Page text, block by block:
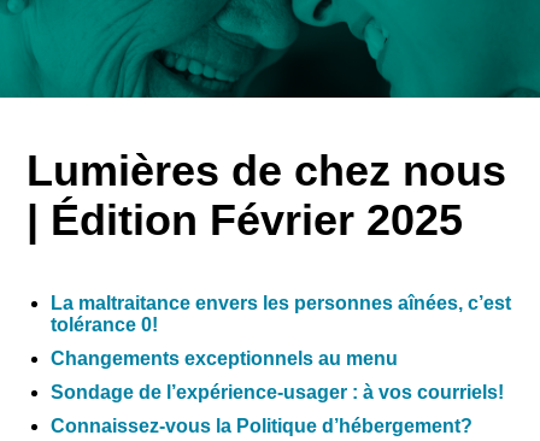
Lumières de chez nous
| Édition Février 2025
La maltraitance envers les personnes aînées, c’est
tolérance 0!
Changements exceptionnels au menu
Sondage de l’expérience-usager : à vos courriels!
Connaissez-vous la Politique d’hébergement?